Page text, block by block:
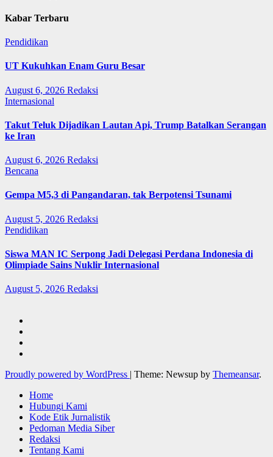
Kabar Terbaru
Pendidikan
UT Kukuhkan Enam Guru Besar
August 6, 2026 Redaksi
Internasional
Takut Teluk Dijadikan Lautan Api, Trump Batalkan Serangan
ke Iran
August 6, 2026 Redaksi
Bencana
Gempa M5,3 di Pangandaran, tak Berpotensi Tsunami
August 5, 2026 Redaksi
Pendidikan
Siswa MAN IC Serpong Jadi Delegasi Perdana Indonesia di
Olimpiade Sains Nuklir Internasional
August 5, 2026 Redaksi
Proudly powered by WordPress | Theme: Newsup by Themeansar.
Home
Hubungi Kami
Kode Etik Jurnalistik
Pedoman Media Siber
Redaksi
Tentang Kami